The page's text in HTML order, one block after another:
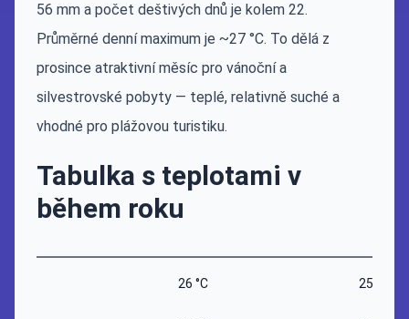
56 mm a počet deštivých dnů je kolem 22.
Průměrné denní maximum je ~27 °C. To dělá z
prosince atraktivní měsíc pro vánoční a
silvestrovské pobyty — teplé, relativně suché a
vhodné pro plážovou turistiku.
Tabulka s teplotami v
během roku
26 °C 25 °C